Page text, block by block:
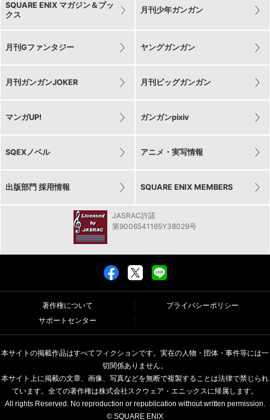
SQUARE ENIX マガジン＆ブッ
クス
月刊少年ガンガン
月刊Gファンタジー ヤングガンガン
月刊ガンガンJOKER 月刊ビッグガンガン
マンガUP! ガンガンpixiv
SQEXノベル アニメ・実写情報
出版部門 採用情報 SQUARE ENIX MEMBERS
JASRAC許諾
第9006541165Y38029号
著作権について
プライバシーポリシー
サポートセンター
本サイトの掲載作品はすべてフィクションです。実在の人物・団体・事件等には一
切関係ありません。
本サイト上に掲載の文章、画像、写真などを無断で複製することは法律で禁じられ
ています。全ての著作権は株式会社スクウェア・エニックスに帰属します。
All rights Reserved. No reproduction or republication without written permission.
© SQUARE ENIX